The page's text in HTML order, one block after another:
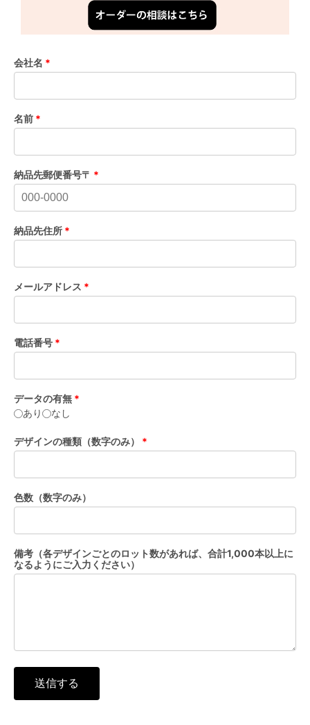
会社名 *
名前 *
納品先郵便番号〒 *
納品先住所 *
メールアドレス *
電話番号 *
データの有無 *
あり
なし
デザインの種類（数字のみ） *
色数（数字のみ）
備考（各デザインごとのロット数があれば、合計1,000本以上に
なるようにご入力ください）
送信する